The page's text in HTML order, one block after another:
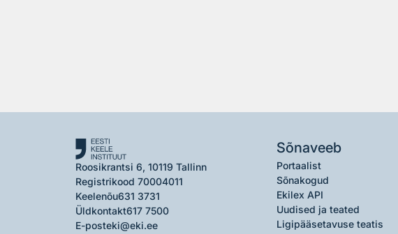
Roosikrantsi 6, 10119 Tallinn
Registrikood 70004011
Keelenõu631 3731
Üldkontakt617 7500
E-posteki@eki.ee
Sõnaveeb
Portaalist
Sõnakogud
Ekilex API
Uudised ja teated
Ligipääsetavuse teatis